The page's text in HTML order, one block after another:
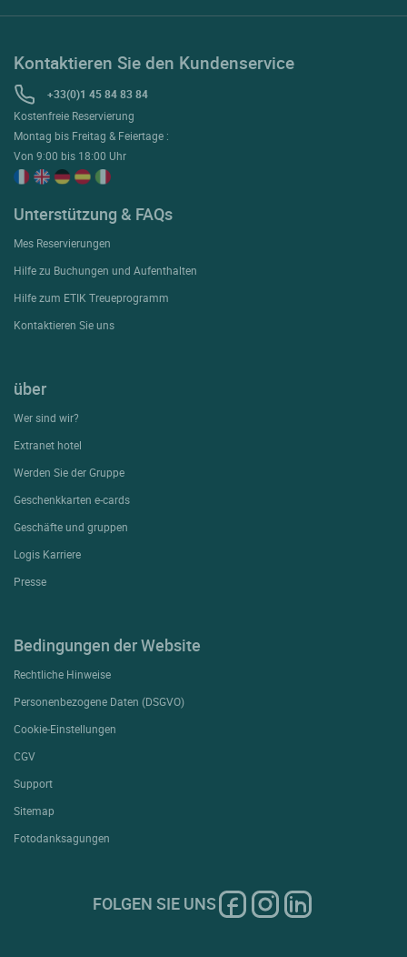
Kontaktieren Sie den Kundenservice
+33(0)1 45 84 83 84
Kostenfreie Reservierung
Montag bis Freitag & Feiertage :
Von 9:00 bis 18:00 Uhr
Unterstützung & FAQs
Mes Reservierungen
Hilfe zu Buchungen und Aufenthalten
Hilfe zum ETIK Treueprogramm
Kontaktieren Sie uns
über
Wer sind wir?
Extranet hotel
Werden Sie der Gruppe
Geschenkkarten e-cards
Geschäfte und gruppen
Logis Karriere
Presse
Bedingungen der Website
Rechtliche Hinweise
Personenbezogene Daten (DSGVO)
Cookie-Einstellungen
CGV
Support
Sitemap
Fotodanksagungen
FOLGEN SIE UNS